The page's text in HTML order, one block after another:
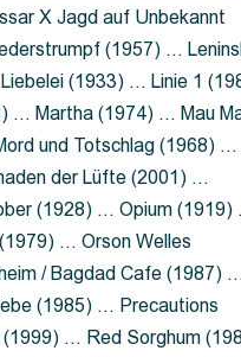
X Jagd auf Unbekannt
(1957) …
(1933) … Linie 1
… Martha (1974) … Mau
und Totschlag (1968) …
der Lüfte (2001) …
(1928) … Opium (1919)
… Orson Welles
/ Bagdad Cafe (1987) …
(1985) … Precautions
… Red Sorghum